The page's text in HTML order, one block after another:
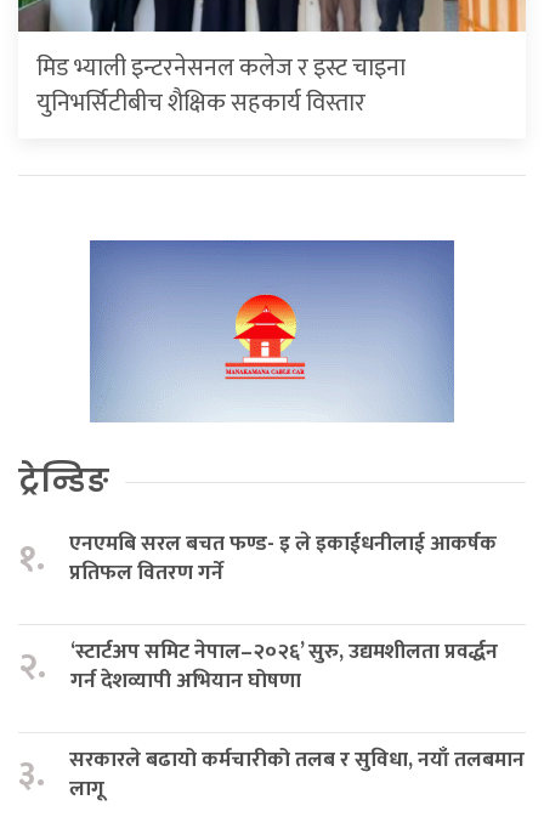
मिड भ्याली इन्टरनेसनल कलेज र इस्ट चाइना
युनिभर्सिटीबीच शैक्षिक सहकार्य विस्तार
ट्रेन्डिङ
१.
एनएमबि सरल बचत फण्ड- इ ले इकाईधनीलाई आकर्षक
प्रतिफल वितरण गर्ने
२.
‘स्टार्टअप समिट नेपाल–२०२६’ सुरु, उद्यमशीलता प्रवर्द्धन
गर्न देशव्यापी अभियान घोषणा
३.
सरकारले बढायो कर्मचारीको तलब र सुविधा, नयाँ तलबमान
लागू